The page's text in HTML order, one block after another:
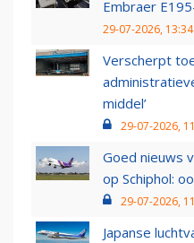
Embraer
29-07-2026, 13:34
Verscherpt
middel’
29-07-2026,
Goed nieuws
op Schiphol:
29-07-2026,
Japanse